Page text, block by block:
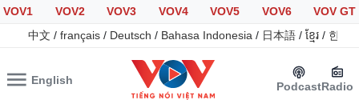
VOV1 VOV2 VOV3 VOV4 VOV5 VOV6
VOV GT
中文 / français / Deutsch / Bahasa Indonesia / 日本語 / ខ្មែរ / 한국
English PodcastRadio